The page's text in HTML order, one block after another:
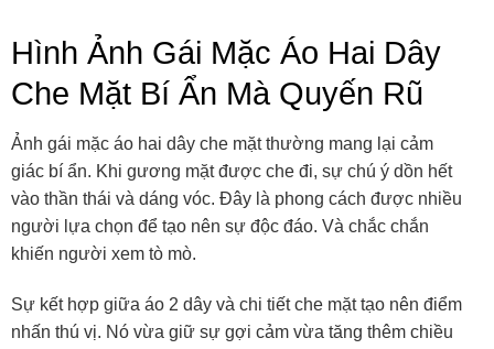
Hình Ảnh Gái Mặc Áo Hai Dây
Che Mặt Bí Ẩn Mà Quyến Rũ
Ảnh gái mặc áo hai dây che mặt thường mang lại cảm
giác bí ẩn. Khi gương mặt được che đi, sự chú ý dồn hết
vào thần thái và dáng vóc. Đây là phong cách được nhiều
người lựa chọn để tạo nên sự độc đáo. Và chắc chắn
khiến người xem tò mò.
Sự kết hợp giữa áo 2 dây và chi tiết che mặt tạo nên điểm
nhấn thú vị. Nó vừa giữ sự gợi cảm vừa tăng thêm chiều